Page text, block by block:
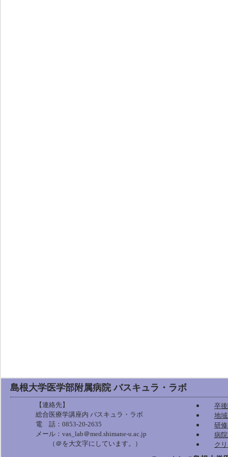
島根大学医学部附属病院 バスキュラ・ラボ
【連絡先】
総合医療学講座内 バスキュラ・ラボ
電 話：0853-20-2635
メール：vas_lab＠med.shimane-u.ac.jp
（＠を大文字にしています。）
卒
地
研
病
ク